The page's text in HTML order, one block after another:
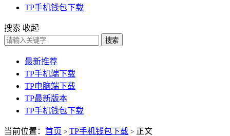
TP手机钱包下载
搜索 收起
搜索
最新推荐
TP手机端下载
TP电脑端下载
TP最新版本
TP手机钱包下载
当前位置： 首页 > TP手机钱包下载 > 正文